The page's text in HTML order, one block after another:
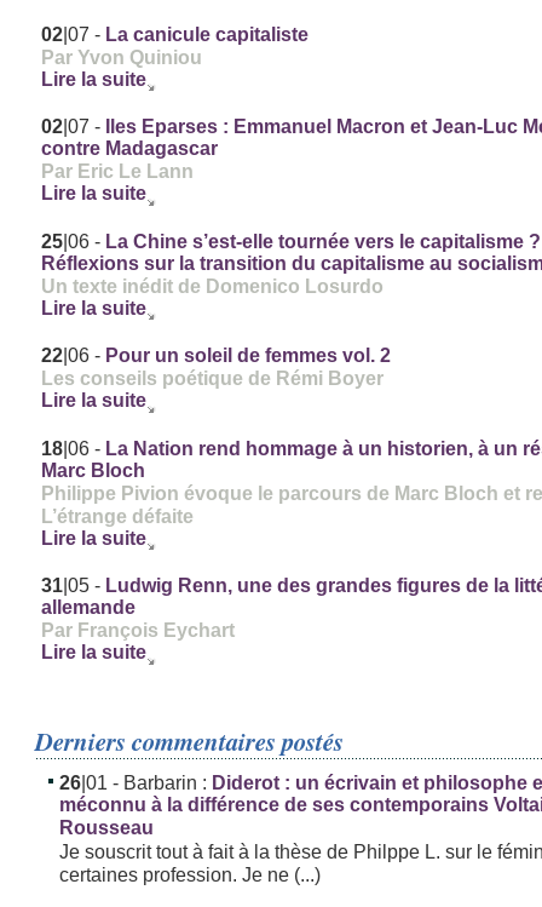
02|07 - La canicule capitaliste
Par Yvon Quiniou
Lire la suite
02|07 -
Iles Eparses : Emmanuel Macron et Jean-Luc
contre Madagascar
Par Eric Le Lann
Lire la suite
25|06 - La Chine s’est-elle tournée vers le capitalisme ?
Réflexions sur la transition du capitalisme au
Un texte inédit de Domenico Losurdo
Lire la suite
22|06 - Pour un soleil de femmes vol. 2
Les conseils poétique de Rémi Boyer
Lire la suite
18|06 - La Nation rend hommage à un historien, à un
Marc Bloch
Philippe Pivion évoque le parcours de Marc Bloch et
L’étrange défaite
Lire la suite
31|05 - Ludwig Renn, une des grandes figures de la
allemande
Par François Eychart
Lire la suite
Derniers commentaires postés
26|01 - Barbarin : Diderot : un écrivain et philosophe
méconnu à la différence de ses contemporains
Rousseau
Je souscrit tout à fait à la thèse de Philppe L. sur le
certaines profession. Je ne (...)